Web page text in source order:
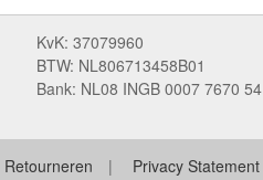
KvK: 37079960
BTW: NL806713458B01
Bank: NL08 INGB 0007 7670 54
Retourneren Privacy Statement